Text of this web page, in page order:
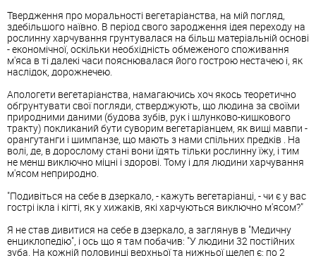
Твердження про моральності вегетаріанства, на мій погляд,
здебільшого наївно. В період свого зародження ідея переходу на
рослинну харчування грунтувалася на більш матеріальній основі
- економічної, оскільки необхідність обмеженого споживання
м'яса в ті далекі часи пояснювалася його гострою нестачею і, як
наслідок, дорожнечею.
Апологети вегетаріанства, намагаючись хоч якось теоретично
обгрунтувати свої погляди, стверджують, що людина за своїми
природними даними (будова зубів, рук і шлунково-кишкового
тракту) покликаний бути суворим вегетаріанцем, як вищі мавпи -
орангутанги і шимпанзе, що мають з нами спільних предків . На
волі, де, в дорослому стані вони їдять тільки рослинну їжу, і тим
не менш виключно міцні і здорові. Тому і для людини харчування
м'ясом неприродно.
"Подивіться на себе в дзеркало, - кажуть вегетаріанці, - чи є у вас
гострі ікла і кігті, як у хижаків, які харчуються виключно м'ясом?"
Я не став дивитися на себе в дзеркало, а заглянув в "Медичну
енциклопедію", і ось що я там побачив: "У людини 32 постійних
зуба. На кожній половинці верхньої та нижньої щелеп є: по 2